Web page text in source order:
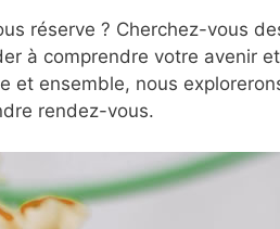
réserve ? Cherchez-vous
à comprendre votre avenir
et ensemble, nous
rendez-vous.